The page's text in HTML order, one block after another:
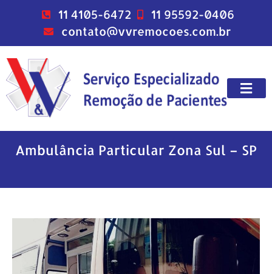
11 4105-6472
11 95592-0406
contato@vvremocoes.com.br
Ambulância Particular Zona Sul – SP